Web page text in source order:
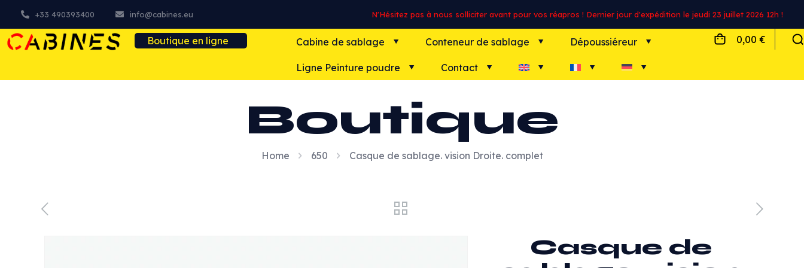
+33 490393400 info@cabines.eu N'Hésitez pas à nous solliciter avant pour vos réapros ! Dernier jour d'expédition le jeudi 23 juillet 2026 12h !
Boutique en ligne Cabine de sablage Conteneur de sablage Dépoussiéreur
Ligne Peinture poudre Contact
0,00 €
Boutique
Home 650 Casque de sablage. vision Droite. complet
Casque de